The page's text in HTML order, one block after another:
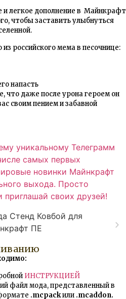
и легкое дополнение в Майнкрафт
чтобы заставить улыбнуться
российского мема в песочнице:
напасть
что даже после урона героем он
своим пением и забавной
уникальному Телеграмм
самых первых
новинки Майнкрафт
выхода. Просто
приглашай своих друзей!
ИНСТРУКЦИЕЙ
файл мода, представленный в
.mcpackили .mcaddon.